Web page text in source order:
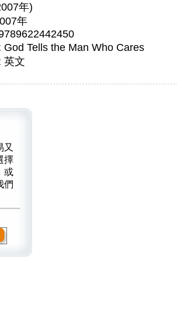
年)
年
God Tells the Man Who Cares
英文
又
擇
或
們